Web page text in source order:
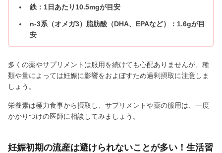
鉄：1日あたり10.5mgが目安
n-3系（オメガ3）脂肪酸（DHA、EPAなど）：1.6gが目
安
多くの薬やサプリメントは服用を続けても心配ありませんが、種
類や量によっては妊娠に影響をおよぼすため過剰摂取に注意しま
しょう。
栄養素は極力食事から摂取し、サプリメントや薬の服用は、一度
かかりつけの医師に相談してみましょう。
妊娠初期の流産は避けられないことが多い！生活習